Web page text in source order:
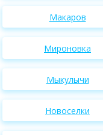
Макаров
Мироновка
Мыкулычи
Новоселки